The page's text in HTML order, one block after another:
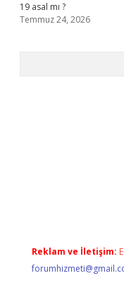
19 asal mı ?
Temmuz 24, 2026
Reklam ve İletişim: